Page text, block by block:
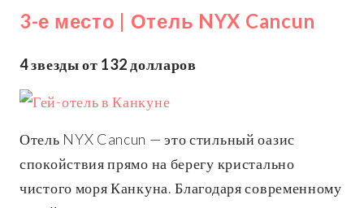
3-е место | Отель NYX Cancun
4 звезды от 132 долларов
Отель NYX Cancun — это стильный оазис
спокойствия прямо на берегу кристально
чистого моря Канкуна. Благодаря современному